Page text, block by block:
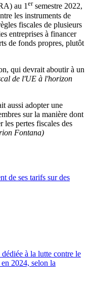
au 1ersemestre 2022,
les instruments de
fiscales de plusieurs
entreprises à financer
de fonds propres, plutôt
qui devrait aboutir à un
de l'UE à l'horizon
aussi adopter une
sur la manière dont
les pertes fiscales des
Fontana)
de ses tarifs sur des
à la lutte contre le
2024, selon la